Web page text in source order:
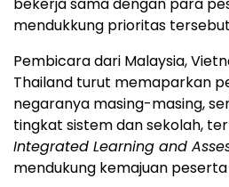
mendukkung prioritas
Pembicara dari Malaysia,
Thailand turut memaparkan
negaranya masing-masing,
tingkat sistem dan sekolah,
Integrated Learning and
mendukung kemajuan peserta